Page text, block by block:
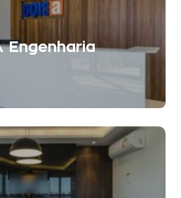
Engenharia